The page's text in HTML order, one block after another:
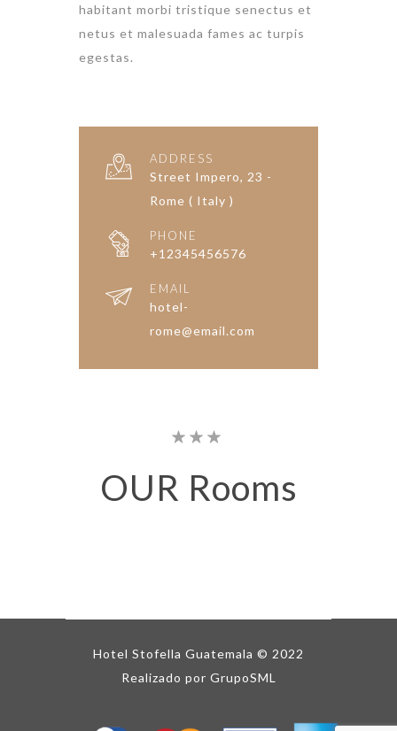
habitant morbi tristique senectus et
netus et malesuada fames ac turpis
egestas.
ADDRESS
Street Impero, 23 -
Rome ( Italy )
PHONE
+12345456576
EMAIL
hotel-
rome@email.com
OUR Rooms
Hotel Stofella Guatemala © 2022
Realizado por GrupoSML